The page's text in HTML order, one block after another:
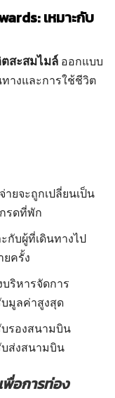
เหมาะกับ
สะสมไมล์ ออกแบบ
างและการใช้ชีวิต
ายจะถูกเปลี่ยนเป็น
รดที่พัก
กับผู้ที่เดินทางไป
ยครั้ง
บริหารจัดการ
มูลค่าสูงสุด
บรองสนามบิน
บส่งสนามบิน
อการท่อง